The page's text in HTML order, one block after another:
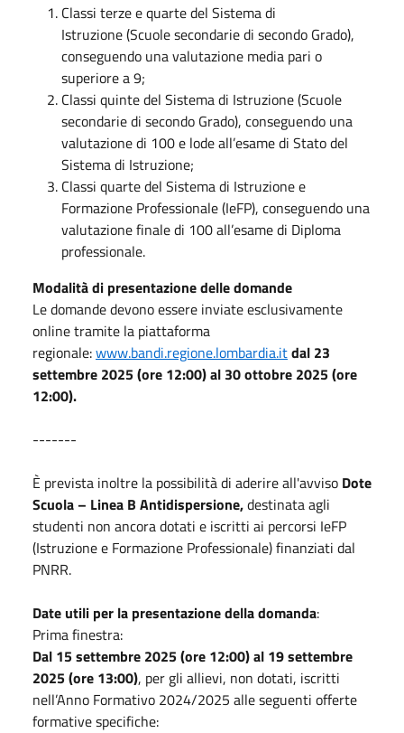
Classi terze e quarte del Sistema di
Istruzione (Scuole secondarie di secondo Grado),
conseguendo una valutazione media pari o
superiore a 9;
Classi quinte del Sistema di Istruzione (Scuole
secondarie di secondo Grado), conseguendo una
valutazione di 100 e lode all’esame di Stato del
Sistema di Istruzione;
Classi quarte del Sistema di Istruzione e
Formazione Professionale (IeFP), conseguendo una
valutazione finale di 100 all’esame di Diploma
professionale.
Modalità di presentazione delle domande
Le domande devono essere inviate esclusivamente
online tramite la piattaforma
regionale:www.bandi.regione.lombardia.itdal 23
settembre 2025 (ore 12:00) al 30 ottobre 2025 (ore
12:00).
-------
È prevista inoltre la possibilità di aderire all'avviso Dote
Scuola – Linea B Antidispersione,destinata agli
studenti non ancora dotati e iscritti ai percorsi IeFP
(Istruzione e Formazione Professionale) finanziati dal
PNRR.
Date utili per la presentazione della domanda:
Prima finestra:
Dal 15 settembre 2025 (ore 12:00) al 19 settembre
2025 (ore 13:00), per gli allievi, non dotati, iscritti
nell’Anno Formativo 2024/2025 alle seguenti offerte
formative specifiche: